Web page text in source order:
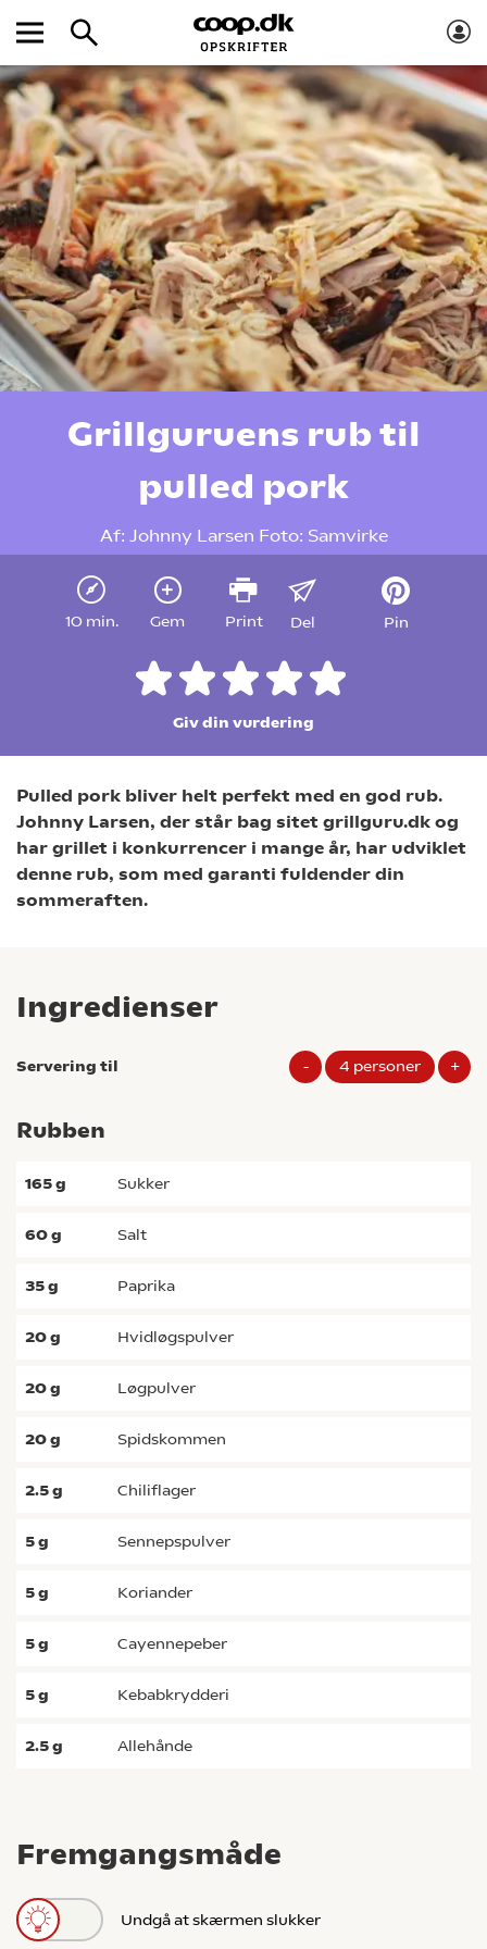
Grillguruens rub til
pulled pork
Af: Johnny Larsen Foto: Samvirke
10 min. Gem Print Del Pin
Giv din vurdering
Pulled pork bliver helt perfekt med en god rub.
Johnny Larsen, der står bag sitet grillguru.dk og
har grillet i konkurrencer i mange år, har udviklet
denne rub, som med garanti fuldender din
sommeraften.
Fremgangsmåde
Undgå at skærmen slukker
Ingredienser
Servering til - 4 personer +
Rubben
165g sukker
60g salt
35g paprika
20g hvidløgspulver
20g Løgpulver
20g spidskommen
2.5g chiliflager
5g sennepspulver
5g koriander
5g cayennepeber
5g kebabkrydderi
2.5g allehånde